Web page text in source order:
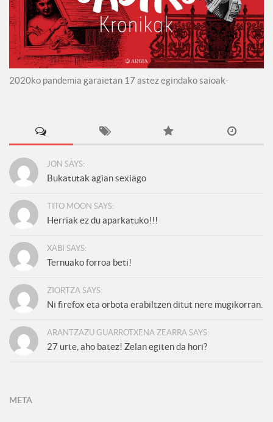
2020ko pandemia garaietan 17 astez egindako saioak-
JON SAYS:
Bukatutak agian sexiago
TITO MOON SAYS:
Herriak ez du aparkatuko!!!
XABI SAYS:
Ternuako forroa beti!
ZIORTZA SAYS:
Ni firefox eta orbota erabiltzen ditut nere mugikorran.
ARANTZAZU GUARROTXENA ZEARRA SAYS:
27 urte, aho batez! Zelan egiten da hori?
META